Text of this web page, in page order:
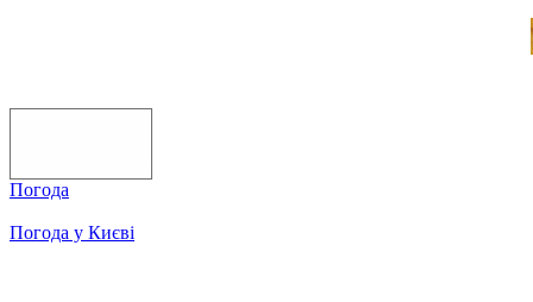
Погода
Погода у Києві